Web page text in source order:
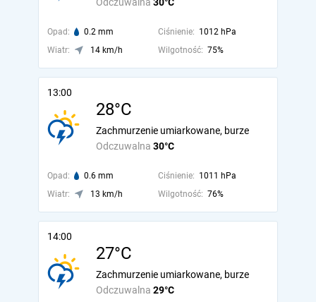
Opad: 0.2 mm Ciśnienie: 1012 hPa
Wiatr:
14 km/h Wilgotność: 75%
13:00
28°C
Odczuwalna 30°C
Zachmurzenie umiarkowane, burze
Opad: 0.6 mm Ciśnienie: 1011 hPa
Wiatr:
13 km/h Wilgotność: 76%
14:00
27°C
Odczuwalna 29°C
Zachmurzenie umiarkowane, burze